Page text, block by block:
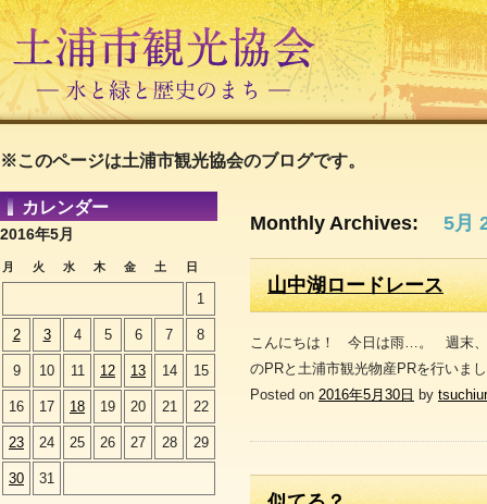
※このページは土浦市観光協会のブログです。
カレンダー
2016年5月
月 火 水 木 金 土 日
1
2 3 4 5 6 7 8
9 10 11 12 13 14 15
16 17 18 19 20 21 22
23 24 25 26 27 28 29
30 31
Monthly Archives: 5月
山中湖ロードレース
こんにちは！ 今日は雨…。 週末、
のPRと土浦市観光物産PRを行いま
Posted on 2016年5月30日 by